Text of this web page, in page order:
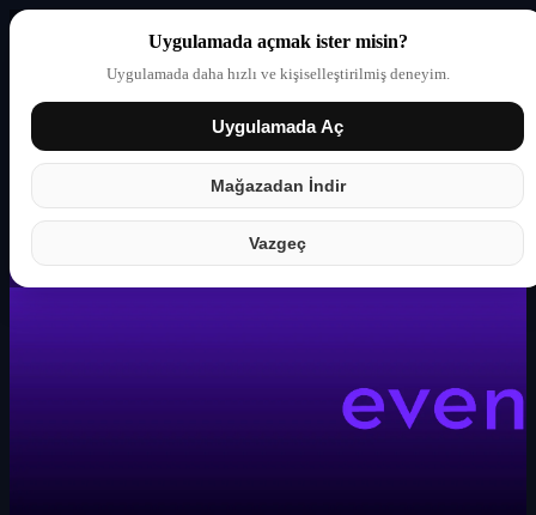
Uygulamada açmak ister misin?
Uygulamada daha hızlı ve kişiselleştirilmiş deneyim.
Uygulamada Aç
Mağazadan İndir
Vazgeç
Giriş yap Partner